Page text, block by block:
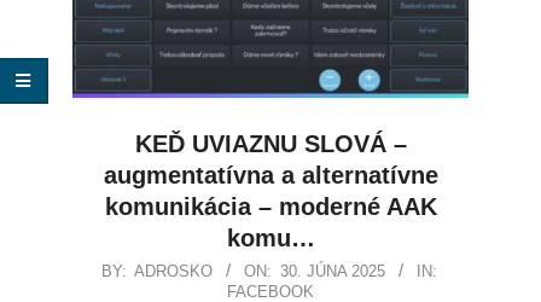
KEĎ UVIAZNU SLOVÁ –
augmentatívna a alternatívne
komunikácia – moderné AAK
komu…
BY: ADROSKO ON: 30. JÚNA 2025
IN:
FACEBOOK